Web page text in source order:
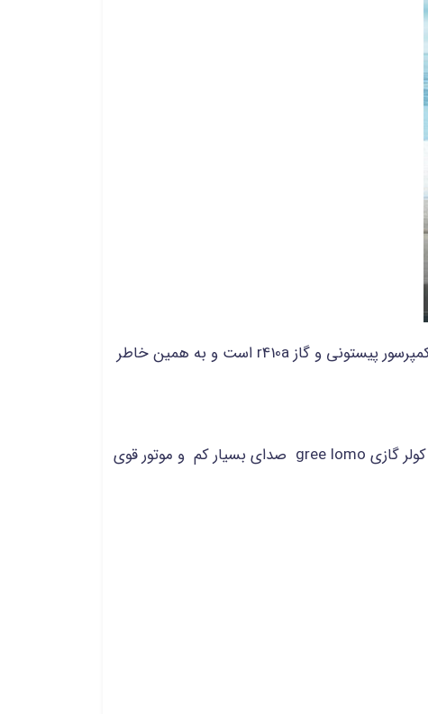
این کولر گازی بیشتر در شهر های گرم مثل اهواز، بندر عباس و... استفاده میشود. کولر گازی گری g4 matic دارای کمپرسور پیستونی و گاز r410a است و به همین خاطر
این مدل کولر گازی در سال 2020 تولید شده است. و دارای کمپرسور t3، سیستم وای فای، موتور توربو و.. است. این کولر گازی gree lomo صدای بسیار کم و موتور قوی